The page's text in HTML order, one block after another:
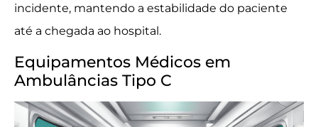
incidente, mantendo a estabilidade do paciente
até a chegada ao hospital.
Equipamentos Médicos em
Ambulâncias Tipo C